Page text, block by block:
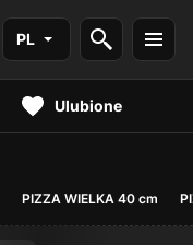
PL
Ulubione
PIZZA WIELKA 40 cm